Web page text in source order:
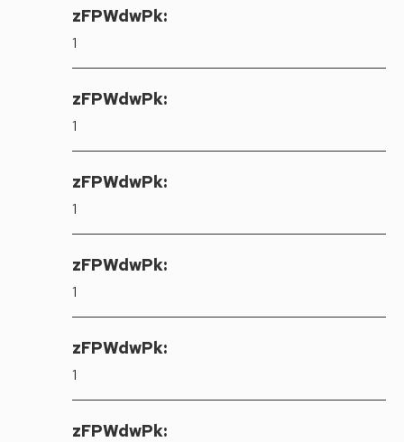
zFPWdwPk:
1
zFPWdwPk:
1
zFPWdwPk:
1
zFPWdwPk:
1
zFPWdwPk:
1
zFPWdwPk: